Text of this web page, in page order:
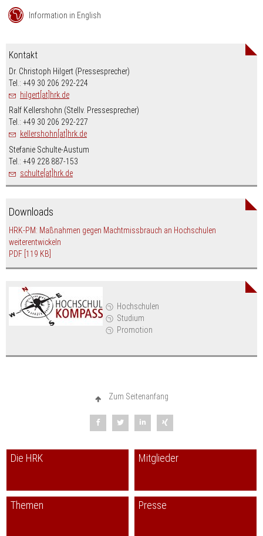
Hochschulen
Studium
Promotion
Information in English
Kontakt
Dr. Christoph Hilgert (Pressesprecher)
Tel.: +49 30 206 292-224
hilgert[at]hrk.de
Ralf Kellershohn (Stellv. Pressesprecher)
Tel.: +49 30 206 292-227
kellershohn[at]hrk.de
Stefanie Schulte-Austum
Tel.: +49 228 887-153
schulte[at]hrk.de
Downloads
HRK-PM: Maßnahmen gegen Machtmissbrauch an Hochschulen
weiterentwickeln
PDF [119 KB]
Zum Seitenanfang
Die HRK Mitglieder
Themen Presse